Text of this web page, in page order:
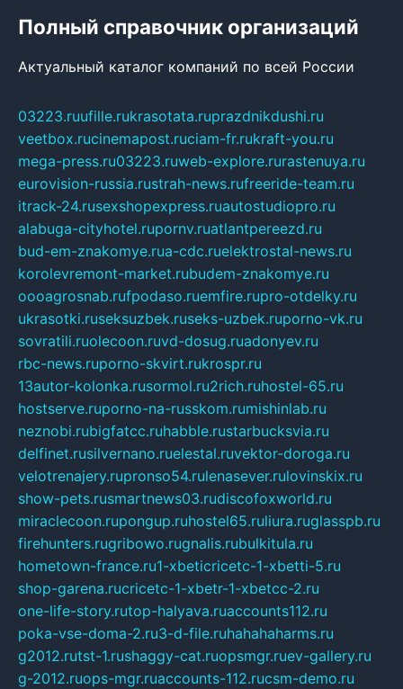
Полный справочник организаций
Актуальный каталог компаний по всей России
03223.ruufille.rukrasotata.ruprazdnikdushi.ru
veetbox.rucinemapost.ruciam-fr.rukraft-you.ru
mega-press.ru03223.ruweb-explore.rurastenuya.ru
eurovision-russia.rustrah-news.rufreeride-team.ru
itrack-24.rusexshopexpress.ruautostudiopro.ru
alabuga-cityhotel.rupornv.ruatlantpereezd.ru
bud-em-znakomye.rua-cdc.ruelektrostal-news.ru
korolevremont-market.rubudem-znakomye.ru
oooagrosnab.rufpodaso.ruemfire.rupro-otdelky.ru
ukrasotki.ruseksuzbek.ruseks-uzbek.ruporno-vk.ru
sovratili.ruolecoon.ruvd-dosug.ruadonyev.ru
rbc-news.ruporno-skvirt.rukrospr.ru
13autor-kolonka.rusormol.ru2rich.ruhostel-65.ru
hostserve.ruporno-na-russkom.rumishinlab.ru
neznobi.rubigfatcc.ruhabble.rustarbucksvia.ru
delfinet.rusilvernano.ruelestal.ruvektor-doroga.ru
velotrenajery.rupronso54.rulenasever.rulovinskix.ru
show-pets.rusmartnews03.rudiscofoxworld.ru
miraclecoon.rupongup.ruhostel65.ruliura.ruglasspb.ru
firehunters.rugribowo.rugnalis.rubulkitula.ru
hometown-france.ru1-xbeticricetc-1-xbetti-5.ru
shop-garena.rucricetc-1-xbetr-1-xbetcc-2.ru
one-life-story.rutop-halyava.ruaccounts112.ru
poka-vse-doma-2.ru3-d-file.ruhahahaharms.ru
g2012.rutst-1.rushaggy-cat.ruopsmgr.ruev-gallery.ru
g-2012.ruops-mgr.ruaccounts-112.rucsm-demo.ru